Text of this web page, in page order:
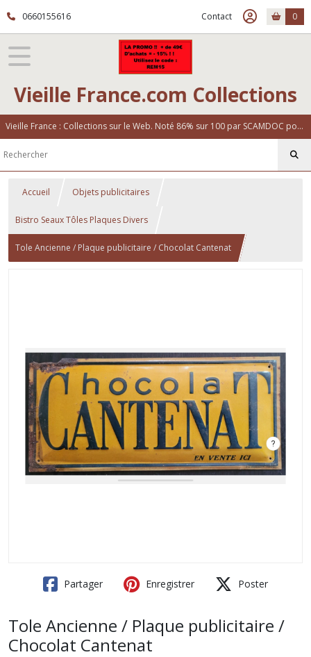
0660155616 Contact 0
Vieille France.com Collections
Vieille France : Collections sur le Web. Noté 86% sur 100 par SCAMDOC pour notre fiabilité
Accueil Objets publicitaires
Bistro Seaux Tôles Plaques Divers
Tole Ancienne / Plaque publicitaire / Chocolat Cantenat
Partager Enregistrer Poster
Tole Ancienne / Plaque publicitaire /
Chocolat Cantenat